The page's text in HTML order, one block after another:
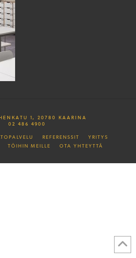
1, 20780 KAARINA
02 486 4900
REFERENSSIT
YRITYS
TÖIHIN MEILLE OTA YHTEYTTÄ